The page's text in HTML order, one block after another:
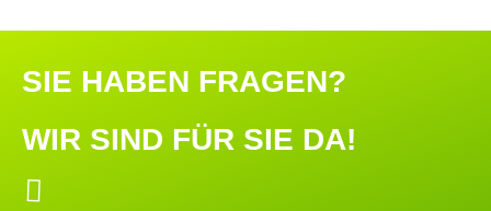
SIE HABEN FRAGEN?
WIR SIND FÜR SIE DA!